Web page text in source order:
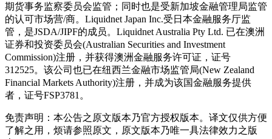
期货事务监察委员会监管；同时也是受新加坡金融管理局监管
的认可市场营/商。Liquidnet Japan Inc.受日本金融服务厅监
管，是JSDA/JIPF的成员。Liquidnet Australia Pty Ltd. 已在澳洲
证券和投资委员会(Australian Securities and Investment
Commission)注册，并获得澳洲金融服务许可证，证号
312525。该公司也已在纽西兰金融市场监管局(New Zealand
Financial Markets Authority)注册，并成为该国金融服务提供
者，证号FSP3781。
免责声明：本公告之原文版本乃官方授权版本。译文仅供方便
了解之用，烦请参照原文，原文版本乃唯一具法律效力之版